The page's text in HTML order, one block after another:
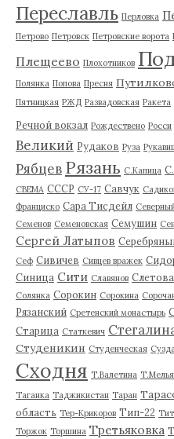
Переславль Перловка
Петрово Петровск Петровские ворота
Плещеево Плохотников
Полянка Попова Пресня
Пятницкая РЖД Развадовская Ракета
Речной вокзал Рождествено Росси
Великий Рудаков Руза
Рябцев Рязань С.Капица
СВЕМА СССР СУ-17 Савчук
Франциско Сара Тисдейл
Семенов Семеновская Семушин
Сергей Латыпов
Сеф Сивичев Сивцев вражек
Синица Сити Славянов Слетова
Солянка Сорокин Сорокина
Рязанский Сретенский монастырь
Старица Статкевич
Студеникин Студенческая
Сходня Т.Валетина
Таганка Таджикистан Таран
область Тер-Крикоров Тип-22
Торжок Торшина Третьяковка